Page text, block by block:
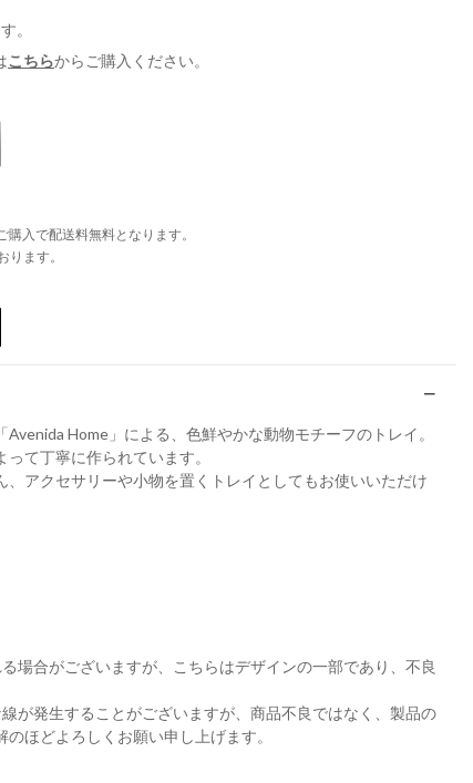
。
こちらからご購入ください。
入で配送料無料となります。
ます。
Home」による、色鮮やかな動物モチーフのトレイ。
て丁寧に作られています。
、アクセサリーや小物を置くトレイとしてもお使いいただけ
場合がございますが、こちらはデザインの一部であり、不良
が発生することがございますが、商品不良ではなく、製品の
ほどよろしくお願い申し上げます。